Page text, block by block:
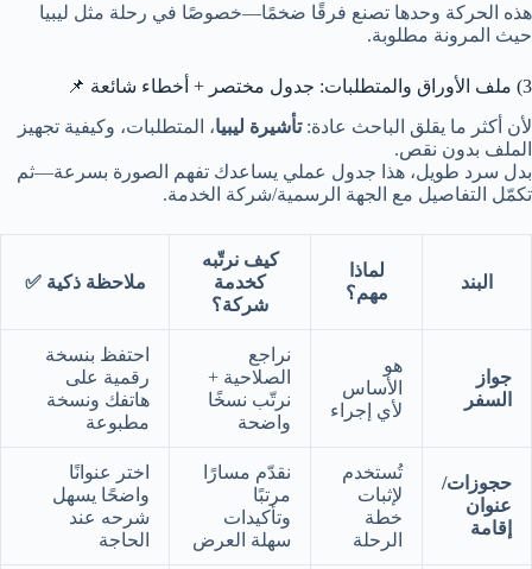
هذه الحركة وحدها تصنع فرقًا ضخمًا—خصوصًا في رحلة مثل ليبيا
حيث المرونة مطلوبة.
3) ملف الأوراق والمتطلبات: جدول مختصر + أخطاء شائعة 📌
لأن أكثر ما يقلق الباحث عادة:تأشيرة ليبيا، المتطلبات، وكيفية تجهيز
الملف بدون نقص.
بدل سرد طويل، هذا جدول عملي يساعدك تفهم الصورة بسرعة—ثم
تكمّل التفاصيل مع الجهة الرسمية/شركة الخدمة.
البند
لماذا
مهم؟
كيف نرتّبه
كخدمة
شركة؟
ملاحظة ذكية ✅
جواز
السفر
هو
الأساس
لأي إجراء
نراجع
الصلاحية +
نرتّب نسخًا
واضحة
احتفظ بنسخة
رقمية على
هاتفك ونسخة
مطبوعة
حجوزات/
عنوان
إقامة
تُستخدم
لإثبات
خطة
الرحلة
نقدّم مسارًا
مرتبًا
وتأكيدات
سهلة العرض
اختر عنوانًا
واضحًا يسهل
شرحه عند
الحاجة